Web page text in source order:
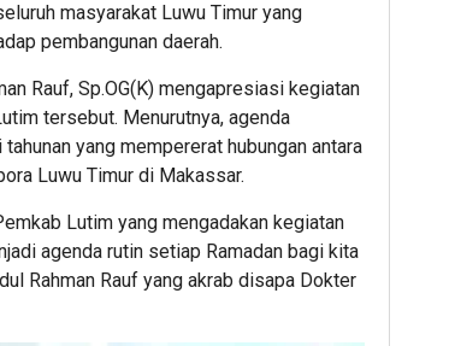
masyarakat Luwu Timur yang
pembangunan daerah.
Rauf, Sp.OG(K) mengapresiasi kegiatan
tersebut. Menurutnya, agenda
yang mempererat hubungan antara
Luwu Timur di Makassar.
Lutim yang mengadakan kegiatan
agenda rutin setiap Ramadan bagi kita
Rahman Rauf yang akrab disapa Dokter